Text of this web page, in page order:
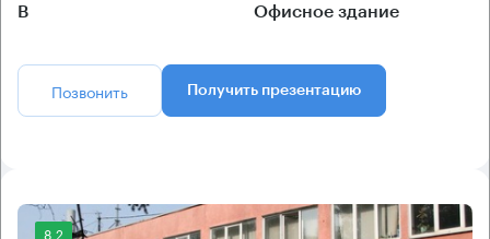
B Офисное здание
Позвонить Получить презентацию
8.2